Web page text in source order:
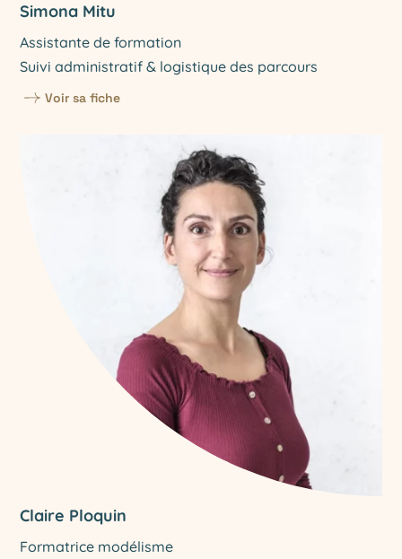
Simona Mitu
Assistante de formation
Suivi administratif & logistique des parcours
Voir sa fiche
Claire Ploquin
Formatrice modélisme